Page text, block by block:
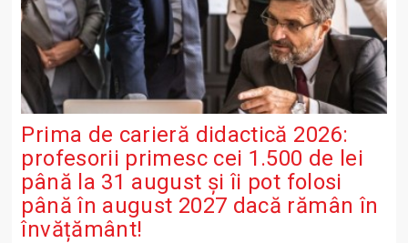
Prima de carieră didactică 2026:
profesorii primesc cei 1.500 de lei
până la 31 august și îi pot folosi
până în august 2027 dacă rămân în
învățământ!